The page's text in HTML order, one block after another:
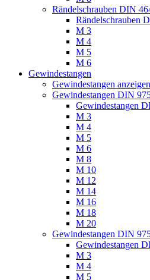
Rändelschrauben DIN
Rändelschrauben
M 3
M 4
M 5
M 6
Gewindestangen
Gewindestangen anzeigen
Gewindestangen DIN
Gewindestangen
M 3
M 4
M 5
M 6
M 8
M 10
M 12
M 14
M 16
M 18
M 20
Gewindestangen DIN
Gewindestangen
M 3
M 4
M 5